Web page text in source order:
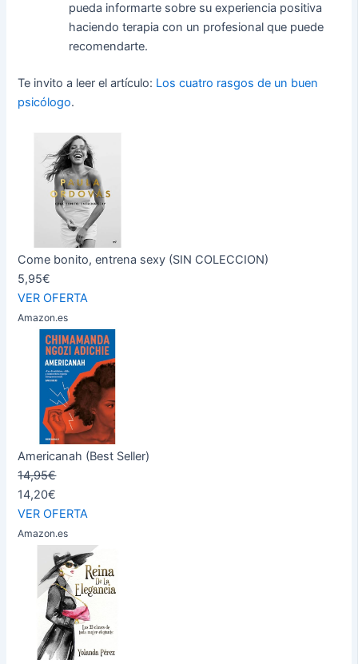
pueda informarte sobre su experiencia positiva
haciendo terapia con un profesional que puede
recomendarte.
Te invito a leer el artículo: Los cuatro rasgos de un buen
psicólogo.
Come bonito, entrena sexy (SIN COLECCION)
5,95€
VER OFERTA
Amazon.es
Americanah (Best Seller)
14,95€
14,20€
VER OFERTA
Amazon.es